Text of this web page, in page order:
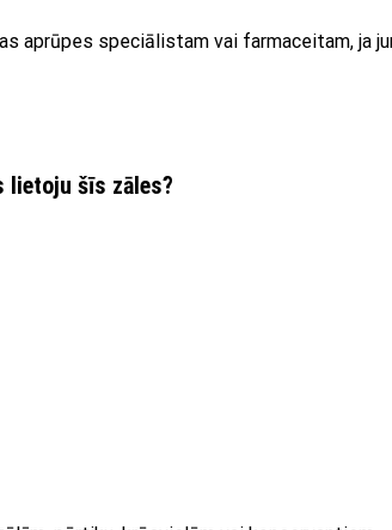
aprūpes speciālistam vai farmaceitam, ja
lietoju šīs zāles?